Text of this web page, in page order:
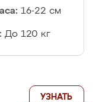
16-22 см
До 120 кг
УЗНАТЬ